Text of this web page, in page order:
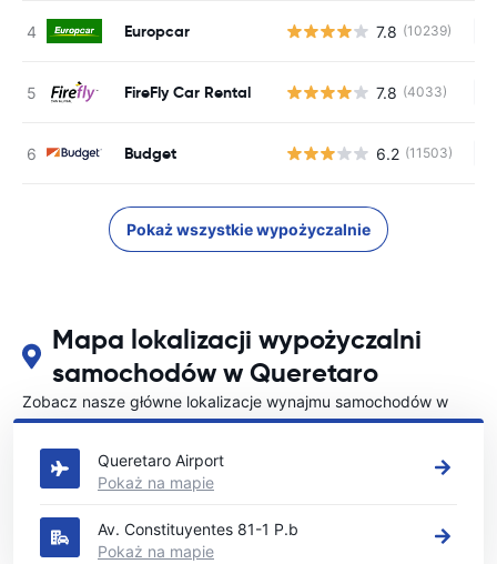
Europcar 7.8 (10239)
FireFly Car Rental 7.8 (4033)
Budget 6.2 (11503)
Pokaż wszystkie wypożyczalnie
Mapa lokalizacji wypożyczalni
samochodów w Queretaro
Zobacz nasze główne lokalizacje wynajmu samochodów w
Queretaro
Queretaro Airport
Pokaż na mapie
Av. Constituyentes 81-1 P.b
Pokaż na mapie